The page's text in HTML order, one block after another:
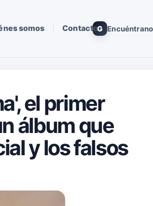
somos ContactoG
el primer
álbum que
y los falsos